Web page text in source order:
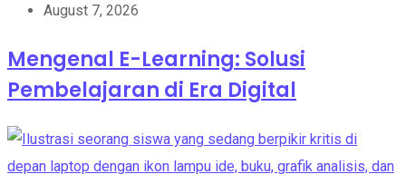
August 7, 2026
Mengenal E-Learning: Solusi
Pembelajaran di Era Digital